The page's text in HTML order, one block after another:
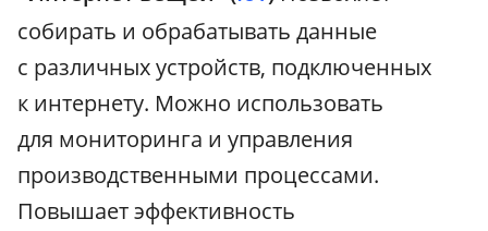
собирать и обрабатывать данные
с различных устройств, подключенных
к интернету. Можно использовать
для мониторинга и управления
производственными процессами.
Повышает эффективность